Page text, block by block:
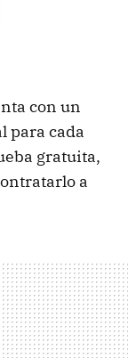
con un
para cada
gratuita,
a